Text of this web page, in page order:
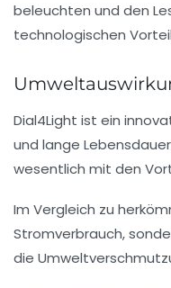
beleuchten und den
technologischen
Dial4Light ist ein
und lange
wesentlich mit den
Im Vergleich zu
Stromverbrauch,
die